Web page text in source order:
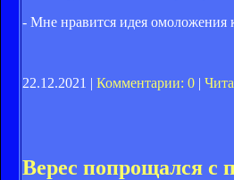
- Мне нравится идея омоложения
22.12.2021 | Комментарии: 0 |
Верес попрощался с